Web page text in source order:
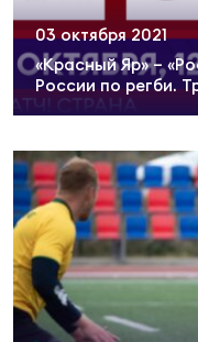
«Красный Яр» –
России по регби.
03 октября 2021